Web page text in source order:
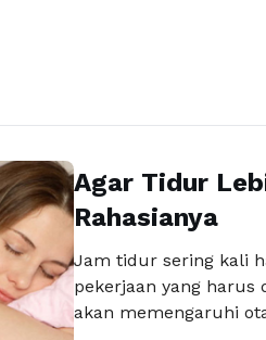
Agar Tidur
Rahasianya
Jam tidur sering kali
pekerjaan yang
akan memengaruhi